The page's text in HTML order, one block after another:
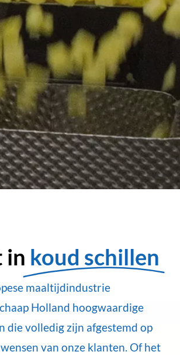
in koud schillen
maaltijdindustrie
Holland hoogwaardige
die volledig zijn afgestemd op
van onze klanten. Of het